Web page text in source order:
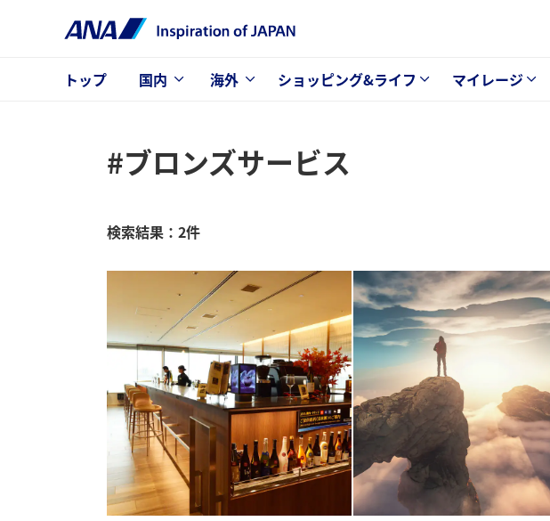
トップ 国内 海外 ショッピング&ライフ マイレージ
#ブロンズサービス
検索結果：2件